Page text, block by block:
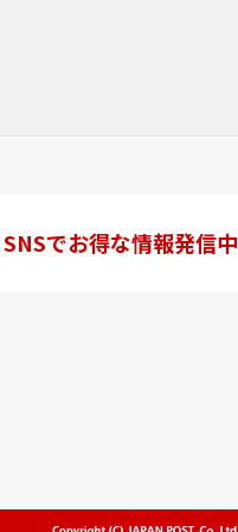
SNSでお得な情報発信中